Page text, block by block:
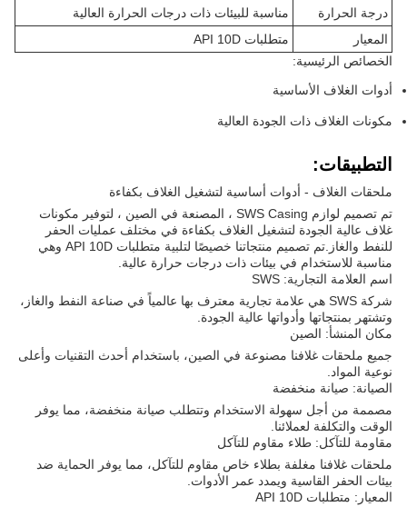
درجة الحرارة
مناسبة للبيئات ذات درجات الحرارة العالية
المعيار
متطلبات API 10D
الخصائص الرئيسية:
أدوات الغلاف الأساسية
مكونات الغلاف ذات الجودة العالية
التطبيقات:
ملحقات الغلاف - أدوات أساسية لتشغيل الغلاف بكفاءة
تم تصميم لوازم SWS Casing ، المصنعة في الصين ، لتوفير مكونات
غلاف عالية الجودة لتشغيل الغلاف بكفاءة في مختلف عمليات الحفر
للنفط والغاز.تم تصميم منتجاتنا خصيصًا لتلبية متطلبات API 10D وهي
مناسبة للاستخدام في بيئات ذات درجات حرارة عالية.
اسم العلامة التجارية: SWS
شركة SWS هي علامة تجارية معترف بها عالمياً في صناعة النفط والغاز،
وتشتهر بمنتجاتها وأدواتها عالية الجودة.
مكان المنشأ: الصين
جميع ملحقات غلافنا مصنوعة في الصين، باستخدام أحدث التقنيات وأعلى
نوعية المواد.
الصيانة: صيانة منخفضة
مصممة من أجل سهولة الاستخدام وتتطلب صيانة منخفضة، مما يوفر
الوقت والتكلفة لعملائنا.
مقاومة للتآكل: طلاء مقاوم للتآكل
ملحقات غلافنا مغلفة بطلاء خاص مقاوم للتآكل، مما يوفر الحماية ضد
بيئات الحفر القاسية ويمدد عمر الأدوات.
المعيار: متطلبات API 10D